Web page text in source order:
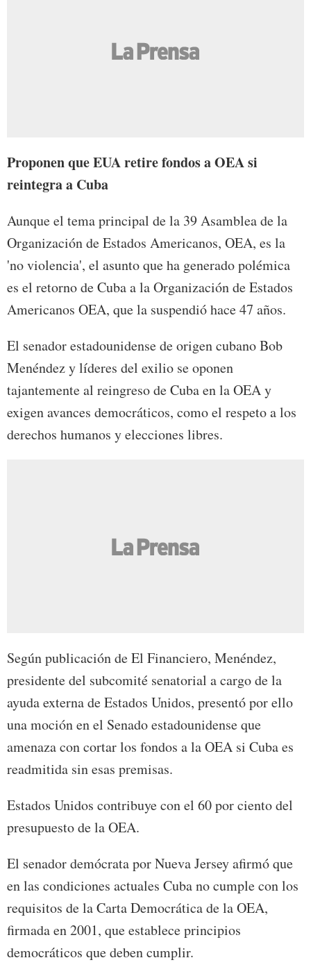
Proponen que EUA retire fondos a OEA si
reintegra a Cuba
Aunque el tema principal de la 39 Asamblea de la
Organización de Estados Americanos, OEA, es la
'no violencia', el asunto que ha generado polémica
es el retorno de Cuba a la Organización de Estados
Americanos OEA, que la suspendió hace 47 años.
El senador estadounidense de origen cubano Bob
Menéndez y líderes del exilio se oponen
tajantemente al reingreso de Cuba en la OEA y
exigen avances democráticos, como el respeto a los
derechos humanos y elecciones libres.
Según publicación de El Financiero, Menéndez,
presidente del subcomité senatorial a cargo de la
ayuda externa de Estados Unidos, presentó por ello
una moción en el Senado estadounidense que
amenaza con cortar los fondos a la OEA si Cuba es
readmitida sin esas premisas.
Estados Unidos contribuye con el 60 por ciento del
presupuesto de la OEA.
El senador demócrata por Nueva Jersey afirmó que
en las condiciones actuales Cuba no cumple con los
requisitos de la Carta Democrática de la OEA,
firmada en 2001, que establece principios
democráticos que deben cumplir.